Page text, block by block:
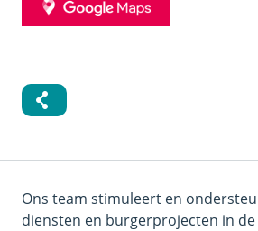
GOOGLE
Ons team stimuleert en
diensten en burgerprojecten in de